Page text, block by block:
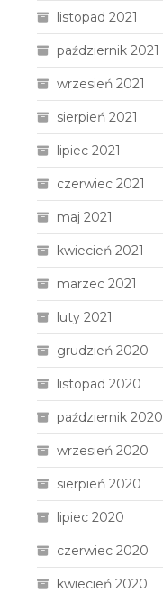
listopad 2021
październik 2021
wrzesień 2021
sierpień 2021
lipiec 2021
czerwiec 2021
maj 2021
kwiecień 2021
marzec 2021
luty 2021
grudzień 2020
listopad 2020
październik 2020
wrzesień 2020
sierpień 2020
lipiec 2020
czerwiec 2020
kwiecień 2020